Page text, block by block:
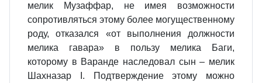
мелик Музаффар, не имея возможности
сопротивляться этому более могущественному
роду, отказался «от выполнения должности
мелика гавара» в пользу мелика Баги,
которому в Варанде наследовал сын – мелик
Шахназар I. Подтверждение этому можно